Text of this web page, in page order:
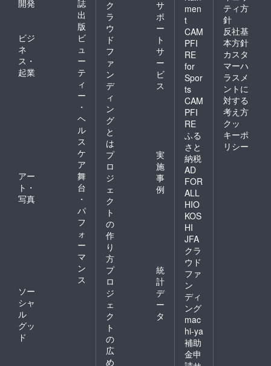
開発
誌
出
版
ビジ
ネ
ス・
起業
ビ
ュ
ー
テ
ィ
ー
・
ヘ
ル
ス
ケ
ア
アー
ト・
写真
舞
台
・
パ
フ
ォ
ー
マ
ン
ス
ソー
シャ
ル
グッ
ド
ク
ラ
ウ
ド
フ
ァ
ン
デ
ィ
ン
グ
と
は
サ
ポ
ー
ト
サ
ー
ビ
ス
プ
ロ
ジ
ェ
ク
ト
の
作
り
方
実
施
事
例
プ
ロ
ジ
ェ
ク
ト
の
広
め
統
計
デ
ー
タ
men
t
CAM
PFI
RE
for
Spor
ts
CAM
PFI
RE
ふる
さと
納税
AD
FOR
ALL
HIO
KOS
HI
JFA
クラ
ウド
ファ
ン
ディ
ング
mac
hi-ya
補助
金申
ティ方
針
反社基
本方針
カスタ
マーハ
ラスメ
ントに
対する
考え方
クッ
キーポ
リシー